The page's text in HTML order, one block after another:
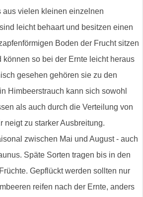
aus vielen kleinen einzelnen
leicht behaart und besitzen einen
Boden der Frucht sitzen
können so bei der Ernte leicht heraus
gesehen gehören sie zu den
Himbeerstrauch kann sich sowohl
als auch durch die Verteilung von
neigt zu starker Ausbreitung.
zwischen Mai und August - auch
Späte Sorten tragen bis in den
Gepflückt werden sollten nur
reifen nach der Ernte, anders